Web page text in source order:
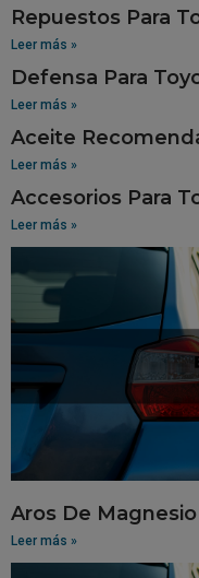
Repuestos Para
Leer más »
Defensa Para
Leer más »
Aceite
Leer más »
Accesorios Para
Leer más »
Aros De
Leer más »